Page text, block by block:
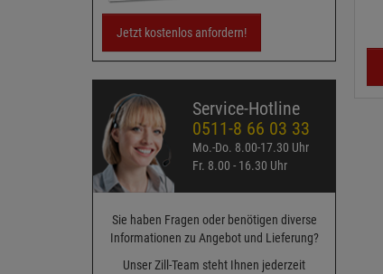
Jetzt kostenlos anfordern!
Service-Hotline
0511-8 66 03 33
Mo.-Do. 8.00-17.30 Uhr
Fr. 8.00 - 16.30 Uhr
Sie haben Fragen oder benötigen diverse
Informationen zu Angebot und Lieferung?
Unser Zill-Team steht Ihnen jederzeit